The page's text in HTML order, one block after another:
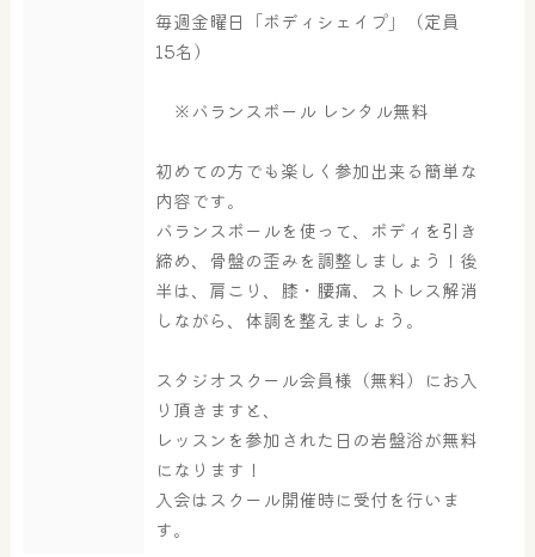
大浴場 サウナ・岩盤浴
屋内レジャープール
奈良わんぱくランド
はしゃきっズ
ボディケア
毎週金曜日「ボディシェイプ」（定員
15名）
※バランスボール レンタル無料
初めての方でも楽しく参加出来る簡単な
内容です。
バランスボールを使って、ボディを引き
締め、骨盤の歪みを調整しましょう！後
半は、肩こり、膝・腰痛、ストレス解消
しながら、体調を整えましょう。
スタジオスクール会員様（無料）にお入
り頂きますと、
レッスンを参加された日の岩盤浴が無料
になります！
入会はスクール開催時に受付を行いま
す。